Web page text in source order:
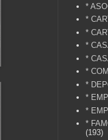
*
*
*
*
*
*
*
*
*
*
(193)